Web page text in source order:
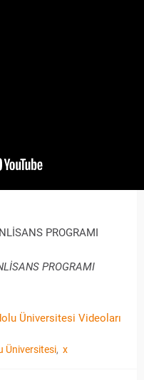
PROGRAMI
PROGRAMI
Üniversitesi Videoları
Üniversitesi x